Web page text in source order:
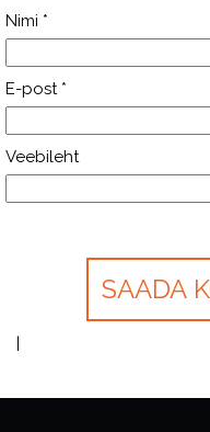
Nimi *
E-post *
Veebileht